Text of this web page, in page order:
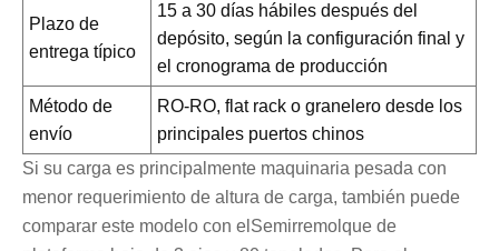
Plazo de
entrega típico
15 a 30 días hábiles después del
depósito, según la configuración final y
el cronograma de producción
Método de
envío
RO-RO, flat rack o granelero desde los
principales puertos chinos
Si su carga es principalmente maquinaria pesada con
menor requerimiento de altura de carga, también puede
comparar este modelo con el Semirremolque de